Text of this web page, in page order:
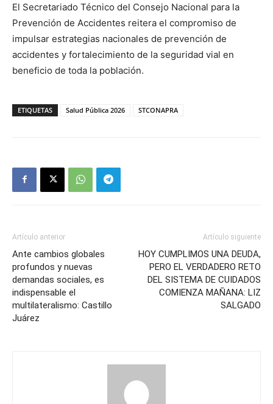
El Secretariado Técnico del Consejo Nacional para la
Prevención de Accidentes reitera el compromiso de
impulsar estrategias nacionales de prevención de
accidentes y fortalecimiento de la seguridad vial en
beneficio de toda la población.
ETIQUETAS Salud Pública 2026 STCONAPRA
Artículo anterior
Ante cambios globales
profundos y nuevas
demandas sociales, es
indispensable el
multilateralismo: Castillo
Juárez
Artículo siguiente
HOY CUMPLIMOS UNA DEUDA,
PERO EL VERDADERO RETO
DEL SISTEMA DE CUIDADOS
COMIENZA MAÑANA: LIZ
SALGADO